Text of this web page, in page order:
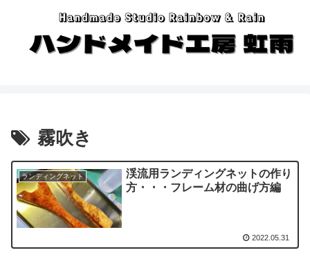
霧吹き
ランディングネット
渓流用ランディングネットの作り
方・・・フレーム材の曲げ方編
2022.05.31